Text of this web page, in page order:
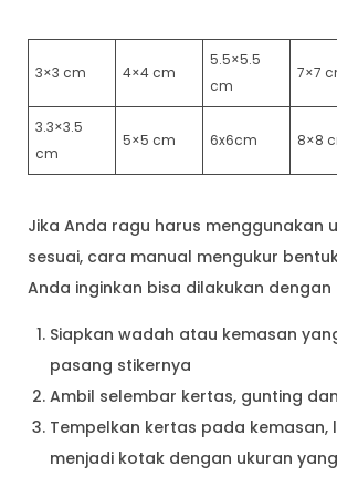
3×3 cm 4×4 cm
5.5×5.5
cm
7×7
3.3×3.5
cm
5×5 cm 6x6cm 8×8
Jika Anda ragu harus menggunakan
sesuai, cara manual mengukur
Anda inginkan bisa dilakukan
Siapkan wadah atau kemasan
pasang stikernya
Ambil selembar kertas, gunting
Tempelkan kertas pada kemasan,
menjadi kotak dengan ukuran